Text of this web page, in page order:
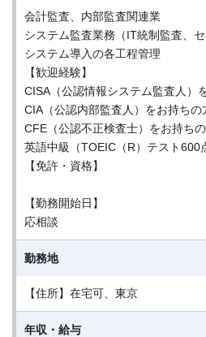
会計監査、内部監査関連業
システム監査業務（IT統制監査、セ
システム導入の各工程管理
【歓迎経験】
CISA（公認情報システム監査人）
CIA（公認内部監査人）をお持ちの
CFE（公認不正検査士）をお持ち
英語中級（TOEIC（R）テスト600
【免許・資格】
【勤務開始日】
応相談
勤務地
【住所】在宅可、東京
年収・給与